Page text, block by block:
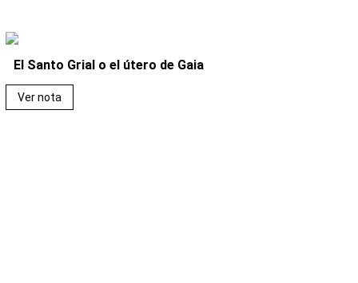
El Santo Grial o el útero de Gaia
Ver nota